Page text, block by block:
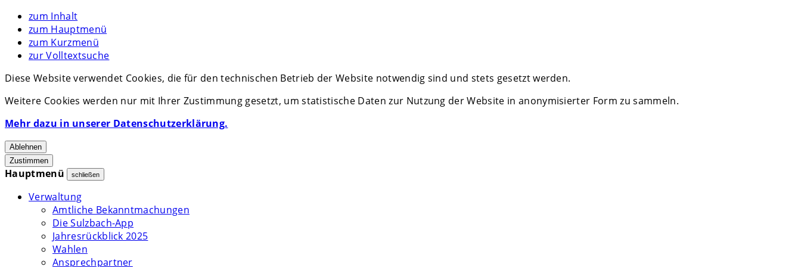
zum Inhalt
zum Hauptmenü
zum Kurzmenü
zur Volltextsuche
Diese Website verwendet Cookies, die für den technischen Betrieb der Website notwendig sind und stets gesetzt werden.
Weitere Cookies werden nur mit Ihrer Zustimmung gesetzt, um statistische Daten zur Nutzung der Website in anonymisierter Form zu sammeln.
Mehr dazu in unserer Datenschutzerklärung.
Ablehnen
Zustimmen
Hauptmenü schließen
Verwaltung
Amtliche Bekanntmachungen
Die Sulzbach-App
Jahresrückblick 2025
Wahlen
Ansprechpartner